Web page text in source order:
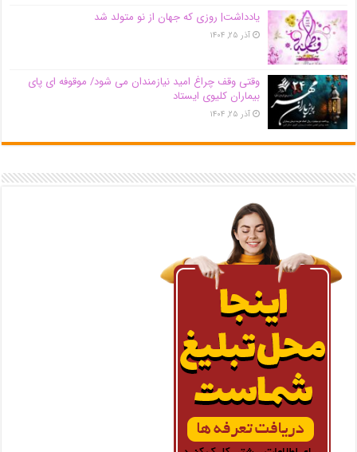
یادداشت| روزی که جهان از نو متولد شد
آذر ۲۵, ۱۴۰۴
وقتی وقف چراغ امید نیازمندان می شود/ موقوفه ای پای
بیماران کلیوی ایستاد
آذر ۲۵, ۱۴۰۴